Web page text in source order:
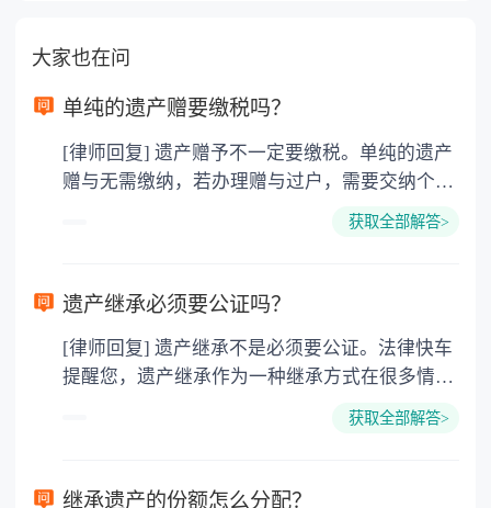
大家也在问
单纯的遗产赠要缴税吗？
[律师回复] 遗产赠予不一定要缴税。单纯的遗产
赠与无需缴纳，若办理赠与过户，需要交纳个人
所得税、契税和公证费。赠与过户是没有增值税
要缴纳公证费，具体如下： 1. 公证费：按房
3. 印花税：按房屋评估价的0.05%缴纳 4. 土
地增值税：按房价1%缴纳 5. 房屋产权登记费：
获取全部解答>
遗产继承必须要公证吗？
[律师回复] 遗产继承不是必须要公证。法律快车
提醒您，遗产继承作为一种继承方式在很多情况
下都是不需要公证的，当然，如果需要公正的也
以防对财产继承发生纠纷，可以对遗产继承进行
获取全部解答>
继承遗产的份额怎么分配？